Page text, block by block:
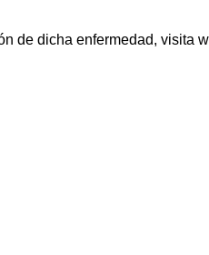
de dicha enfermedad, visita